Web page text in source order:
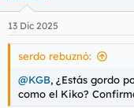
e
s
13 Dic 2025
serdo rebuznó:
@KGB, ¿Estás gordo
como el Kiko?